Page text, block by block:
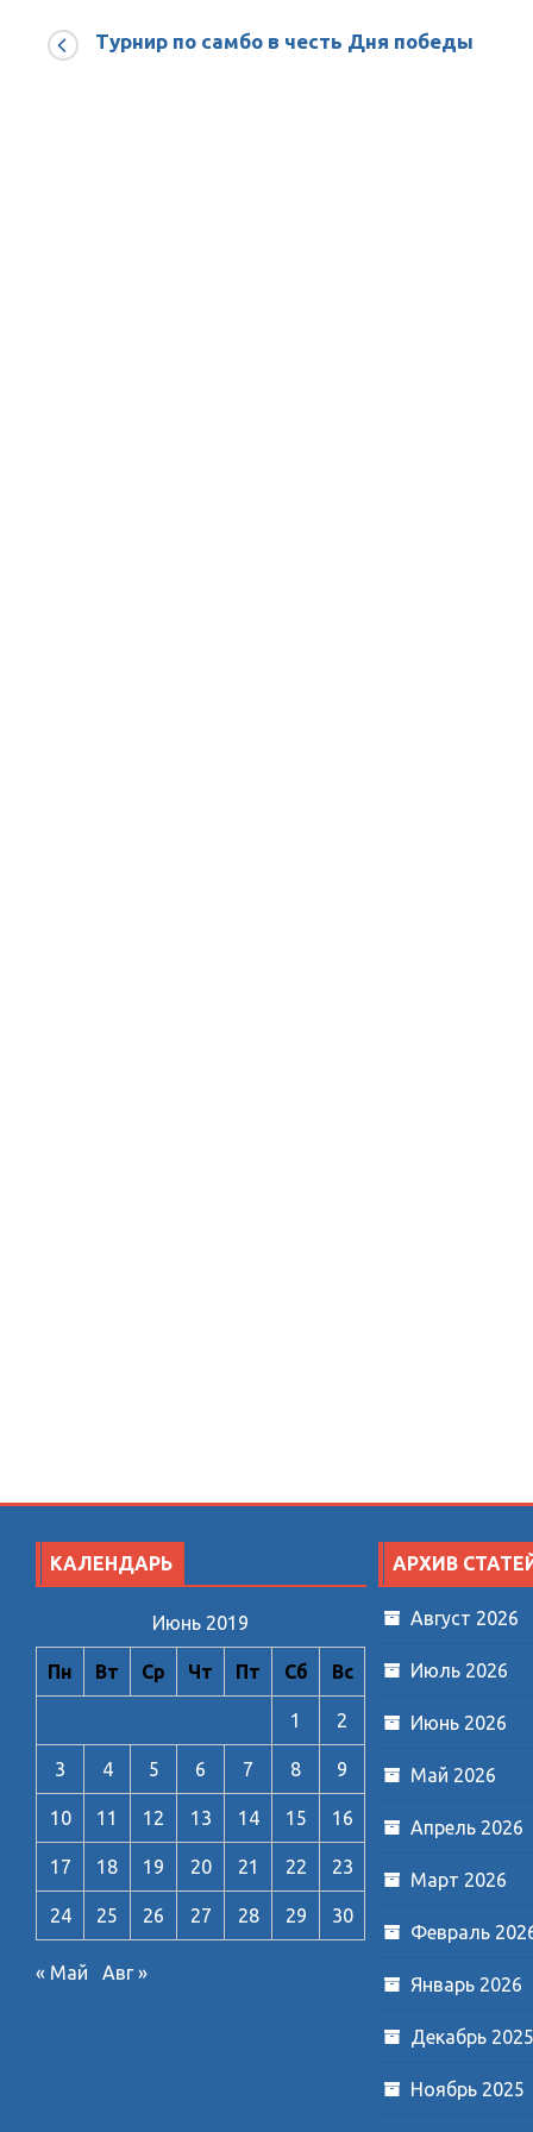
ФУТБОЛУ,
Турнир по самбо в честь Дня победы
КАЛЕНДАРЬ
Июнь 2019
Пн Вт Ср Чт Пт Сб Вс
1 2
3 4 5 6 7 8 9
10 11 12 13 14 15 16
17 18 19 20 21 22 23
24 25 26 27 28 29 30
« Май Авг »
АРХИВ
Август 2026
Июль 2026
Июнь 2026
Май 2026
Апрель 2026
Март 2026
Февраль
Январь 2026
Декабрь 2025
Ноябрь 2025